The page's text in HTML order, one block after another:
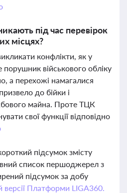
під час перевірок
місцях?
конфлікти, як у
порушник військового обліку
а перехожі намагалися
до бійки і
майна. Проте ТЦК
свої функції відповідно
підсумок змісту
список першоджерел з
підсумок за добу
версії Платформи LIGA360.